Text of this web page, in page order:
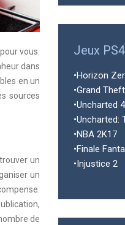
vous.
dans
en un
sources
un
un
de
Jeux PS4
•Horizon
•Grand
•Uncharted
•Uncharted:
•NBA 2K17
•Finale
•Injustice 2